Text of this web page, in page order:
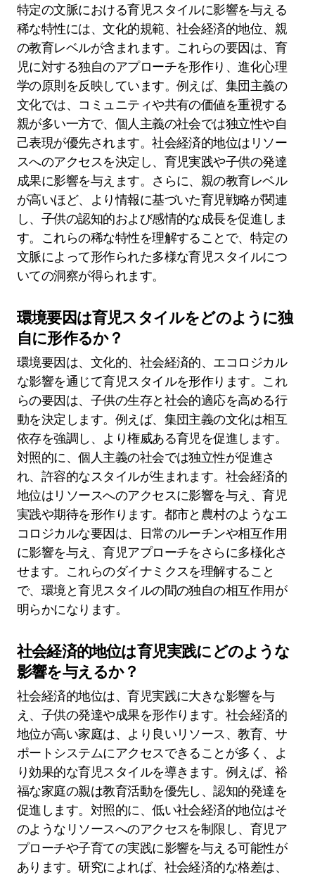
特定の文脈における育児スタイルに影響を与える
稀な特性には、文化的規範、社会経済的地位、親
の教育レベルが含まれます。これらの要因は、育
児に対する独自のアプローチを形作り、進化心理
学の原則を反映しています。例えば、集団主義の
文化では、コミュニティや共有の価値を重視する
親が多い一方で、個人主義の社会では独立性や自
己表現が優先されます。社会経済的地位はリソー
スへのアクセスを決定し、育児実践や子供の発達
成果に影響を与えます。さらに、親の教育レベル
が高いほど、より情報に基づいた育児戦略が関連
し、子供の認知的および感情的な成長を促進しま
す。これらの稀な特性を理解することで、特定の
文脈によって形作られた多様な育児スタイルにつ
いての洞察が得られます。
環境要因は育児スタイルをどのように独
自に形作るか？
環境要因は、文化的、社会経済的、エコロジカル
な影響を通じて育児スタイルを形作ります。これ
らの要因は、子供の生存と社会的適応を高める行
動を決定します。例えば、集団主義の文化は相互
依存を強調し、より権威ある育児を促進します。
対照的に、個人主義の社会では独立性が促進さ
れ、許容的なスタイルが生まれます。社会経済的
地位はリソースへのアクセスに影響を与え、育児
実践や期待を形作ります。都市と農村のようなエ
コロジカルな要因は、日常のルーチンや相互作用
に影響を与え、育児アプローチをさらに多様化さ
せます。これらのダイナミクスを理解すること
で、環境と育児スタイルの間の独自の相互作用が
明らかになります。
社会経済的地位は育児実践にどのような
影響を与えるか？
社会経済的地位は、育児実践に大きな影響を与
え、子供の発達や成果を形作ります。社会経済的
地位が高い家庭は、より良いリソース、教育、サ
ポートシステムにアクセスできることが多く、よ
り効果的な育児スタイルを導きます。例えば、裕
福な家庭の親は教育活動を優先し、認知的発達を
促進します。対照的に、低い社会経済的地位はそ
のようなリソースへのアクセスを制限し、育児ア
プローチや子育ての実践に影響を与える可能性が
あります。研究によれば、社会経済的な格差は、